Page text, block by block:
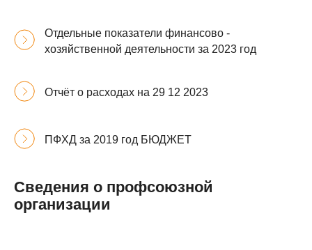
Отдельные показатели финансово -
хозяйственной деятельности за 2023 год
Отчёт о расходах на 29 12 2023
ПФХД за 2019 год БЮДЖЕТ
Сведения о профсоюзной
организации